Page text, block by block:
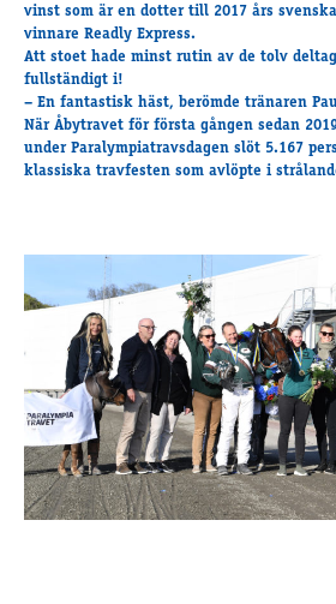
Tävling
Tävlingsserier
Träning och provlopp
Aktiva
Månadens hästägare 2026
Åby Stora Pris 2026
Supertorsdag för företag
Supertorsdag
Ponnytravtävlingar
Ridsport
vinst som är en dotter till 2017 års svenska
vinnare Readly Express.
Att stoet hade minst rutin av de tolv
fullständigt i!
– En fantastisk häst, berömde tränaren
När Åbytravet för första gången sedan
under Paralympiatravsdagen slöt 5.167
klassiska travfesten som avlöpte i